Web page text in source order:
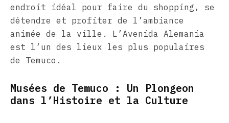
endroit idéal pour faire du shopping, se
détendre et profiter de l’ambiance
animée de la ville. L’Avenida Alemania
est l’un des lieux les plus populaires
de Temuco.
Musées de Temuco : Un Plongeon
dans l’Histoire et la Culture